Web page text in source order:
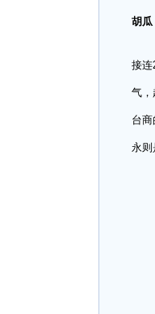
胡瓜
接连
气，
台
永则